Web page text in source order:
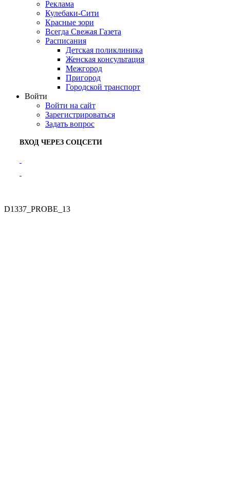
Реклама
Кулебаки-Сити
Красные зори
Всегда Свежая Газета
Расписания
Детская поликлиника
Женская консультация
Межгород
Пригород
Городской транспорт
Войти
Войти на сайт
Зарегистрироваться
Задать вопрос
ВХОД ЧЕРЕЗ СОЦСЕТИ